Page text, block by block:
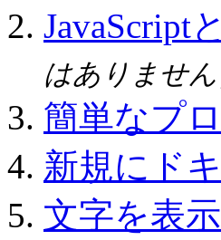
JavaScript
はありません
簡単なプ
新規にド
文字を表